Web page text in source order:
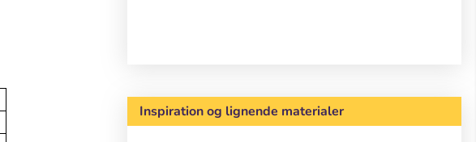
Inspiration og lignende materialer